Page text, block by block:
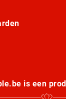
is een